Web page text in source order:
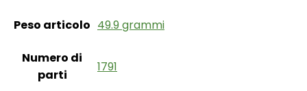
Peso articolo ‎49.9 grammi
Numero di
parti
‎1791